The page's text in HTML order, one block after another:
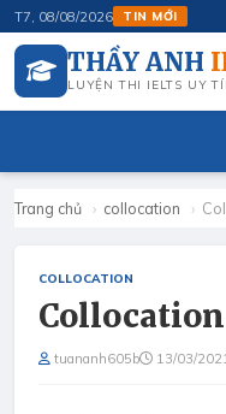
T7, 08/08/2026 TIN MỚI
THẦY ANH
LUYỆN THI IELTS UY
Trang chủ › collocation ›
COLLOCATION
tuananh605b 13/03/